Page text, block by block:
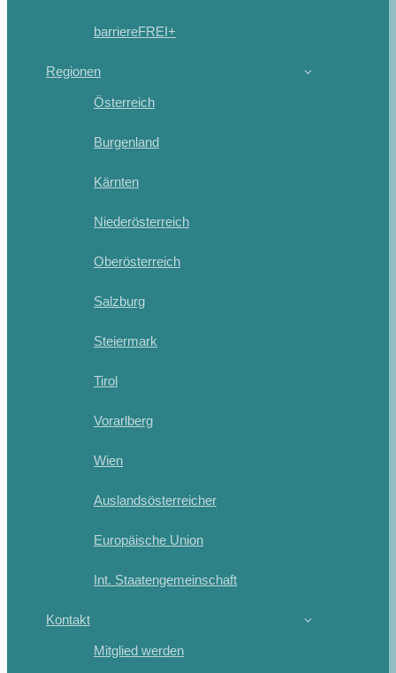
barriereFREI+
Regionen
Österreich
Burgenland
Kärnten
Niederösterreich
Oberösterreich
Salzburg
Steiermark
Tirol
Vorarlberg
Wien
Auslandsösterreicher
Europäische Union
Int. Staatengemeinschaft
Kontakt
Mitglied werden